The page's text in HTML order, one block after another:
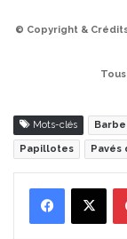
© Copyright &
Mots-clés
Papillotes Pavés